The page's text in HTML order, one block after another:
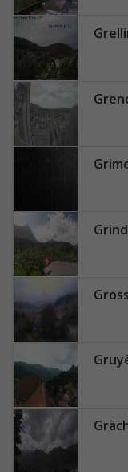
Grindelwald: